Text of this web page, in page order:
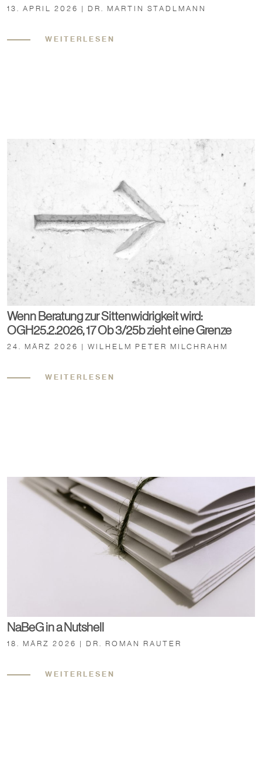
13. APRIL 2026 | DR. MARTIN STADLMANN
WEITERLESEN
Wenn Beratung zur Sittenwidrigkeit wird:
OGH25.2.2026, 17 Ob 3/25b zieht eine Grenze
24. MÄRZ 2026 | WILHELM PETER MILCHRAHM
WEITERLESEN
NaBeG in a Nutshell
18. MÄRZ 2026 | DR. ROMAN RAUTER
WEITERLESEN